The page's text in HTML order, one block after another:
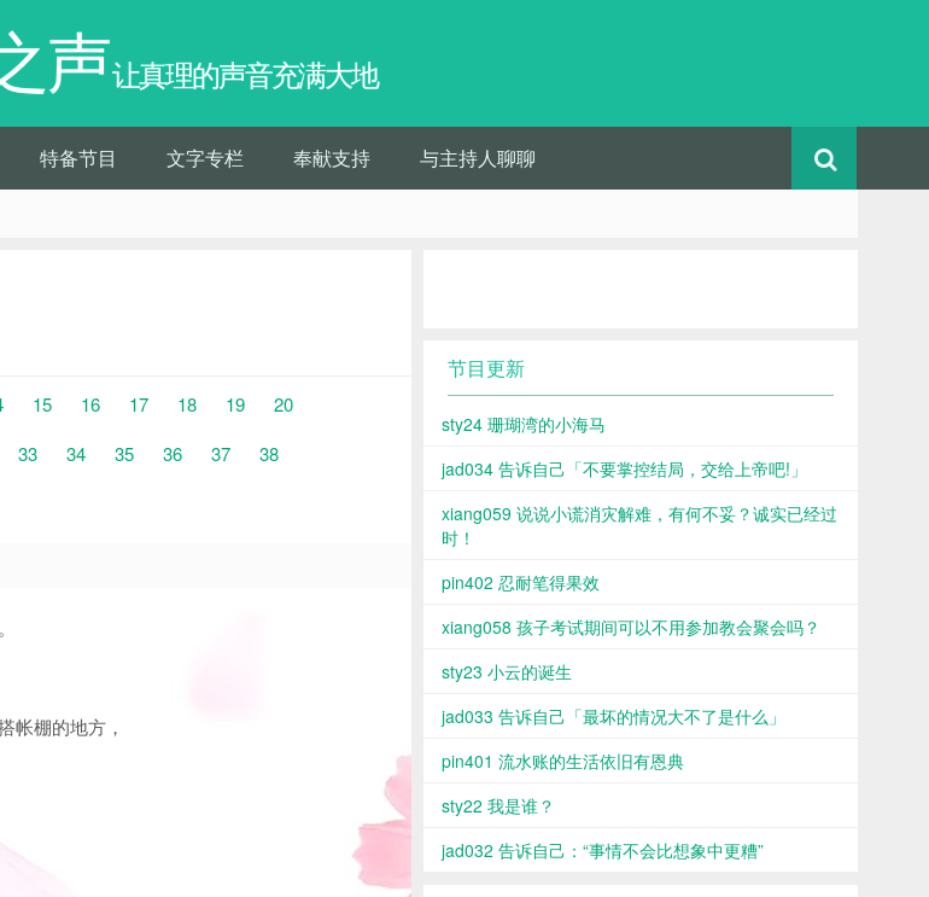
声让真理的声音充满大地
特备节目 文字专栏 奉献支持 与主持人聊聊
15 16 17 18 19
20
33 34 35 36 37
38
帐棚的地方，
节目更新
sty24 珊瑚湾的小海马
jad034 告诉自己「不要掌控结局，交给上帝吧!」
xiang059 说说小谎消灾解难，有何不妥？诚实已经过
时！
pin402 忍耐笔得果效
xiang058 孩子考试期间可以不用参加教会聚会吗？
sty23 小云的诞生
jad033 告诉自己「最坏的情况大不了是什么」
pin401 流水账的生活依旧有恩典
sty22 我是谁？
jad032 告诉自己：“事情不会比想象中更糟”